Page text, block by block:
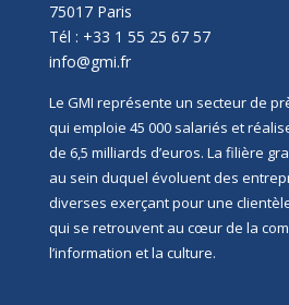
75017 Paris
Tél : +33 1 55 25 67 57
info@gmi.fr
Le GMI représente un secteur de
qui emploie 45 000 salariés et
de 6,5 milliards d’euros. La filière
au sein duquel évoluent des
diverses exerçant pour une
qui se retrouvent au cœur de la
l’information et la culture.